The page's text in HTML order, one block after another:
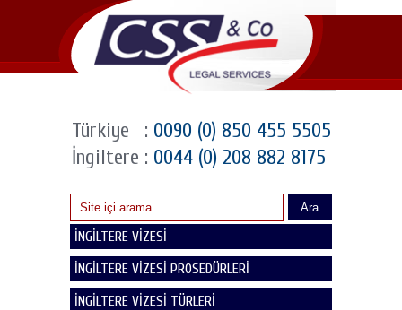
Türkiye : 0090 (0) 850 455 5505
İngiltere : 0044 (0) 208 882 8175
Ara
İNGİLTERE VİZESİ
İNGİLTERE VİZESİ PROSEDÜRLERİ
İNGİLTERE VİZESİ TÜRLERİ